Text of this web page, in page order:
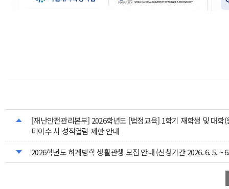
[재난안전관리본부] 2026학년도 [법정교육] 1학기 재학생 및 대학
미이수 시 성적열람 제한 안내
2026학년도 하계방학 생활관생 모집 안내 (신청기간 2026. 6. 5. ~